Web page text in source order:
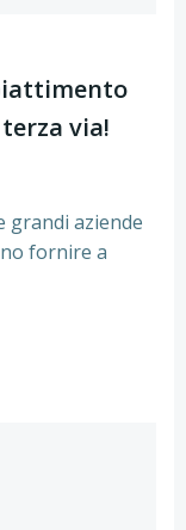
via!
grandi aziende
fornire a